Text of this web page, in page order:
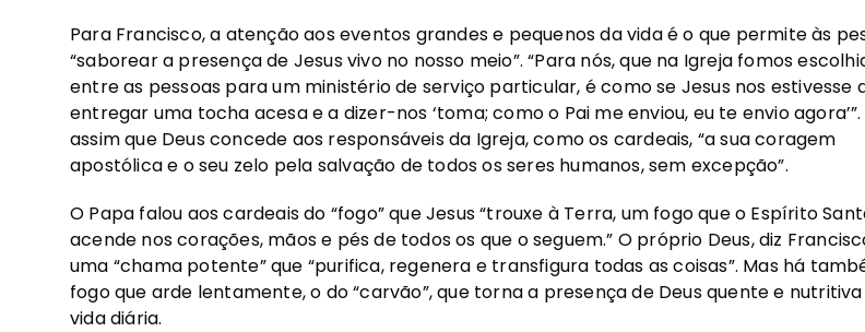
Para Francisco, a atenção aos eventos grandes e pequenos da vida é o que permite às
“saborear a presença de Jesus vivo no nosso meio”. “Para nós, que na Igreja fomos
entre as pessoas para um ministério de serviço particular, é como se Jesus nos estivesse
entregar uma tocha acesa e a dizer-nos ‘toma; como o Pai me enviou, eu te envio agora’”.
assim que Deus concede aos responsáveis da Igreja, como os cardeais, “a sua coragem
apostólica e o seu zelo pela salvação de todos os seres humanos, sem excepção”.
O Papa falou aos cardeais do “fogo” que Jesus “trouxe à Terra, um fogo que o Espírito
acende nos corações, mãos e pés de todos os que o seguem.” O próprio Deus, diz
uma “chama potente” que “purifica, regenera e transfigura todas as coisas”. Mas há
fogo que arde lentamente, o do “carvão”, que torna a presença de Deus quente e
vida diária.